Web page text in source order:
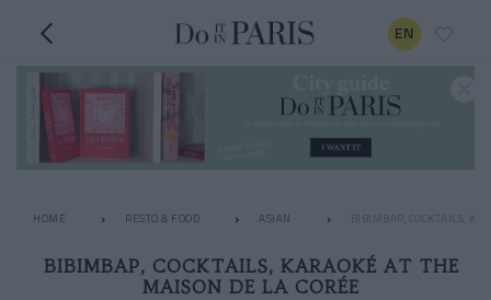
EN
HOME RESTO & FOOD ASIAN BIBIMBAP, COCKTAILS,
BIBIMBAP, COCKTAILS, KARAOKÉ AT THE
MAISON DE LA CORÉE